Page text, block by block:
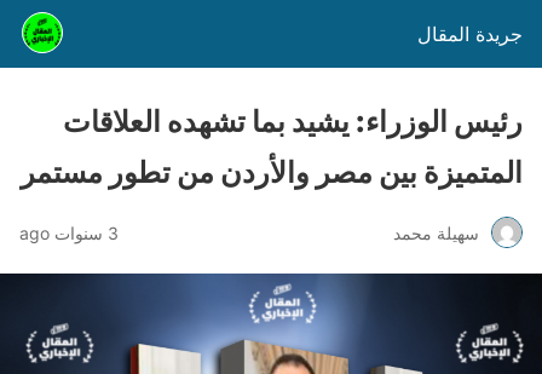
جريدة المقال
رئيس الوزراء: يشيد بما تشهده العلاقات
المتميزة بين مصر والأردن من تطور مستمر
سهيلة محمد 3 سنوات ago